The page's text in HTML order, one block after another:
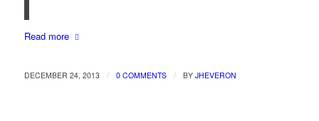
Read more
DECEMBER 24, 2013 / 0 COMMENTS / BY JHEVERON